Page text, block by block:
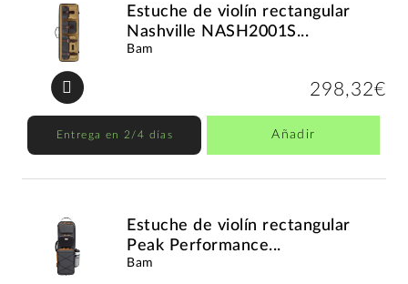
Estuche de violín rectangular
Nashville NASH2001S...
Bam
298,32€
Entrega en 2/4 días Añadir
Estuche de violín rectangular
Peak Performance...
Bam